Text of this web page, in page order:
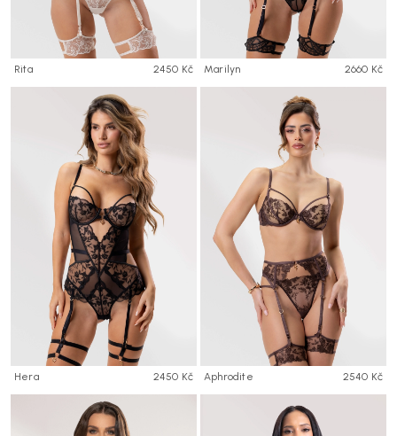
Rita 2450 Kč Marilyn 2660 Kč
Hera 2450 Kč Aphrodite 2540 Kč